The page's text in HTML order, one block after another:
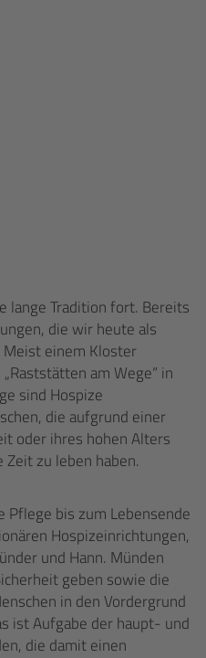
lange Tradition fort. Bereits
die wir heute als
einem Kloster
am Wege“ in
sind Hospize
die aufgrund einer
oder ihres hohen Alters
zu leben haben.
bis zum Lebensende
Hospizeinrichtungen,
und Hann. Münden
geben sowie die
in den Vordergrund
ist Aufgabe der haupt- und
die damit einen